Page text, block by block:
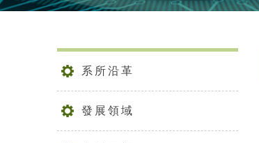
系所沿革
發展領域